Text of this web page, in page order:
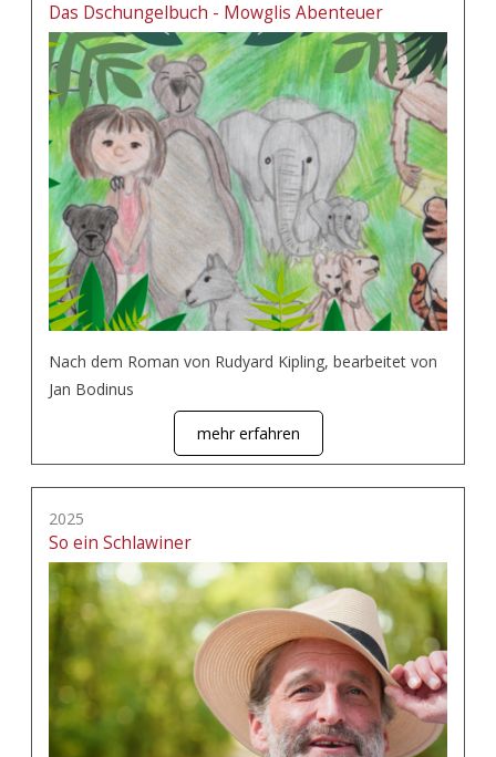
Das Dschungelbuch - Mowglis Abenteuer
Nach dem Roman von Rudyard Kipling, bearbeitet von
Jan Bodinus
mehr erfahren
2025
So ein Schlawiner